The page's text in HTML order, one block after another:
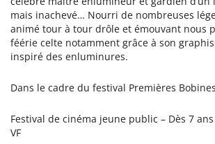
mais inachevé… Nourri de nombreuses
animé tour à tour drôle et émouvant nous
féérie celte notamment grâce à son
inspiré des enluminures.
Dans le cadre du festival Premières Bobines
Festival de cinéma jeune public – Dès 7
VF